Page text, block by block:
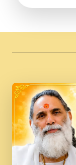
II Swami
JINU
Pawan ji
PRABHU
Kina
Vaishno
MERE